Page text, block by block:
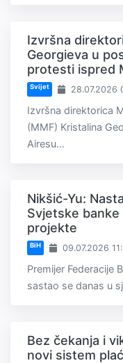
Izvršna
Georgieva u
protesti ispred
Svijet 28.07.2026
Izvršna direktorica
(MMF) Kristalina
Airesu...
Nikšić-Yu:
Svjetske
projekte
BiH 09.07.2026
Premijer Federacije
sastao se danas u
Bez čekanja i
novi sistem